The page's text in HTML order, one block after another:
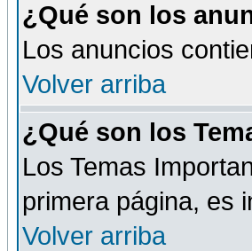
¿Qué son los
Los anuncios
Volver arriba
¿Qué son los
Los Temas
primera página, es
Volver arriba